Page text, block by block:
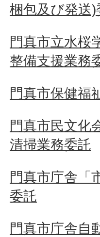
梱包及び発送)
門真市立水桜
整備支援業務
門真市保健福
門真市民文化
清掃業務委託
門真市庁舎「
委託
門真市庁舎自